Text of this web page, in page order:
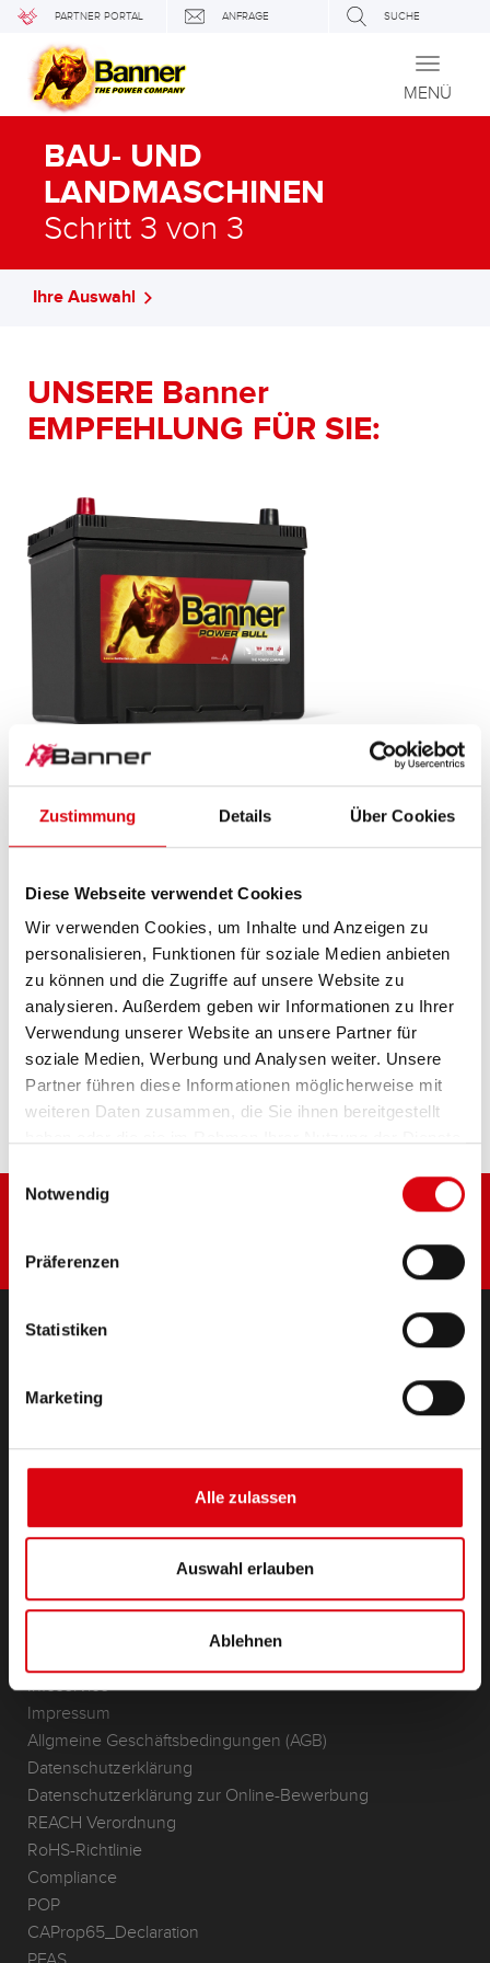
Zustimmung Details Über Cookies
Diese Webseite verwendet Cookies
Wir verwenden Cookies, um Inhalte und Anzeigen zu
personalisieren, Funktionen für soziale Medien anbieten
zu können und die Zugriffe auf unsere Website zu
analysieren. Außerdem geben wir Informationen zu Ihrer
Verwendung unserer Website an unsere Partner für
soziale Medien, Werbung und Analysen weiter. Unsere
Partner führen diese Informationen möglicherweise mit
weiteren Daten zusammen, die Sie ihnen bereitgestellt
Einwilligungsauswahl
Notwendig
Präferenzen
Statistiken
Marketing
Alle zulassen
Auswahl erlauben
Ablehnen
PARTNER PORTAL ANFRAGE SUCHE
Toggle
MENÜ
BAU- UND
LANDMASCHINEN
Schritt 3 von 3
Ihre Auswahl
UNSERE Banner
EMPFEHLUNG FÜR SIE:
Power Bull SLI
P70 24 ASIA
Originalqualität zum Nachrüsten (OE).
PRODUKTDETAILS >
Diese Batterie kaufen:
HÄNDLER & EINBAUSERVICE >
Starter- & Bordnetzbatterien
(Semi-) Traktion & Standby
Anwendungsbereiche
Standorte & Kontakt
Infoservice
Impressum
Allgmeine Geschäftsbedingungen (AGB)
Datenschutzerklärung
Datenschutzerklärung zur Online-Bewerbung
REACH Verordnung
RoHS-Richtlinie
Compliance
POP
CAProp65_Declaration